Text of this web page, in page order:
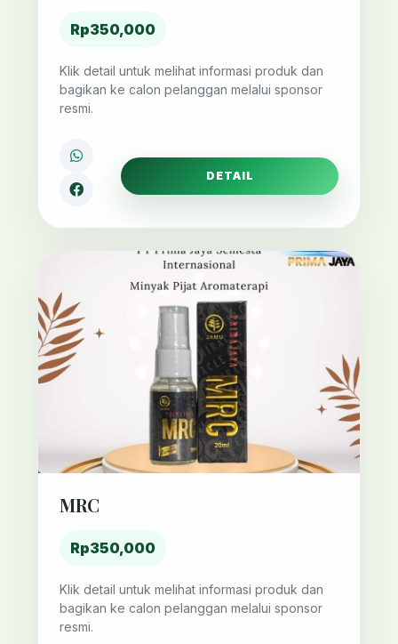
Rp350,000
Klik detail untuk melihat informasi produk dan
bagikan ke calon pelanggan melalui sponsor
resmi.
DETAIL
MRC
Rp350,000
Klik detail untuk melihat informasi produk dan
bagikan ke calon pelanggan melalui sponsor
resmi.